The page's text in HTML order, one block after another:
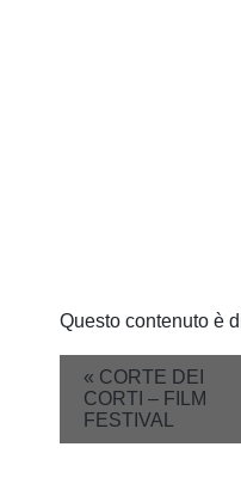
Questo contenuto è
Event
Navigation
« CORTE DEI
CORTI – FILM
FESTIVAL